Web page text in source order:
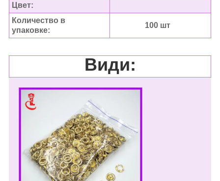
Цвет:
Количество в
упаковке:
100 шт
Види: